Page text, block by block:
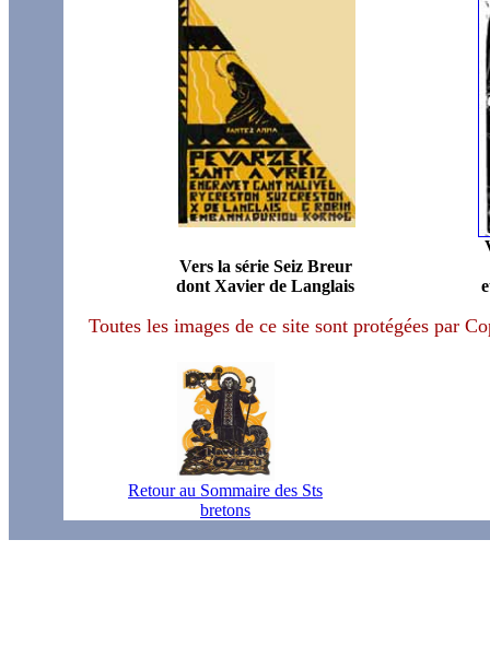
Vers la série Seiz Breur
dont Xavier de Langlais
Toutes les images de ce site sont protégées par
Retour au Sommaire des Sts
bretons